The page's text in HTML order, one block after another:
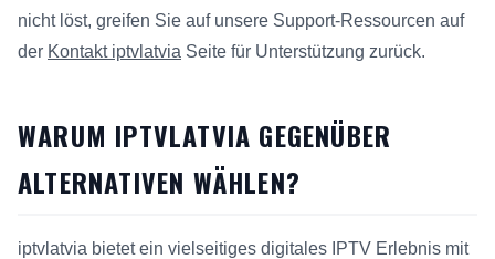
nicht löst, greifen Sie auf unsere Support-Ressourcen auf
der Kontakt iptvlatvia Seite für Unterstützung zurück.
WARUM IPTVLATVIA GEGENÜBER
ALTERNATIVEN WÄHLEN?
iptvlatvia bietet ein vielseitiges digitales IPTV Erlebnis mit